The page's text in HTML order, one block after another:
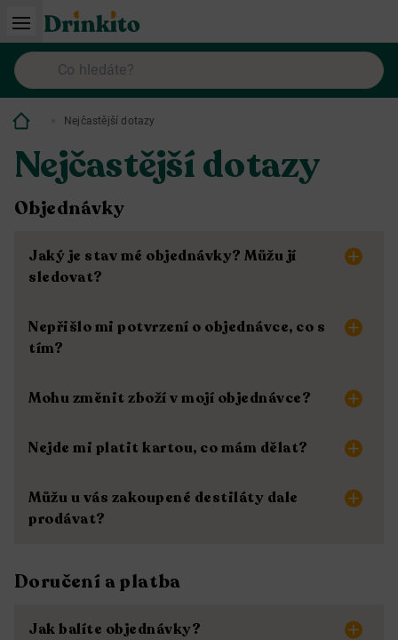
Nejčastější dotazy
Nejčastější dotazy
Objednávky
Jaký je stav mé objednávky? Můžu jí
sledovat?
Nepřišlo mi potvrzení o objednávce, co s
tím?
Mohu změnit zboží v mojí objednávce?
Nejde mi platit kartou, co mám dělat?
Můžu u vás zakoupené destiláty dale
prodávat?
Doručení a platba
Jak balíte objednávky?